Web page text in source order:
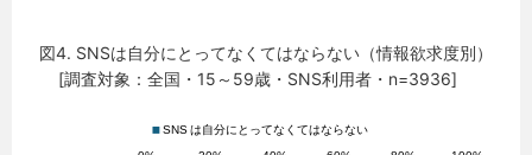
図4. SNSは自分にとってなくてはならない（情報欲求度別）
[調査対象：全国・15～59歳・SNS利用者・n=3936]